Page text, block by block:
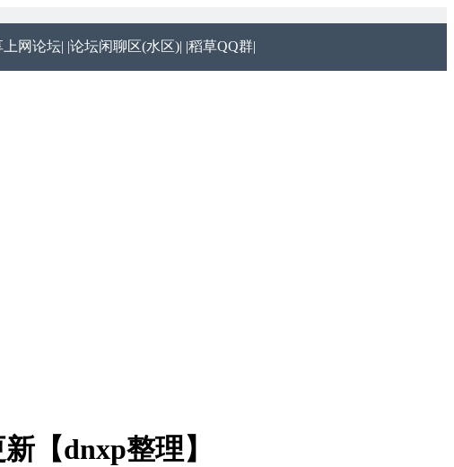
上网论坛| |论坛闲聊区(水区)| |稻草QQ群|
【dnxp整理】